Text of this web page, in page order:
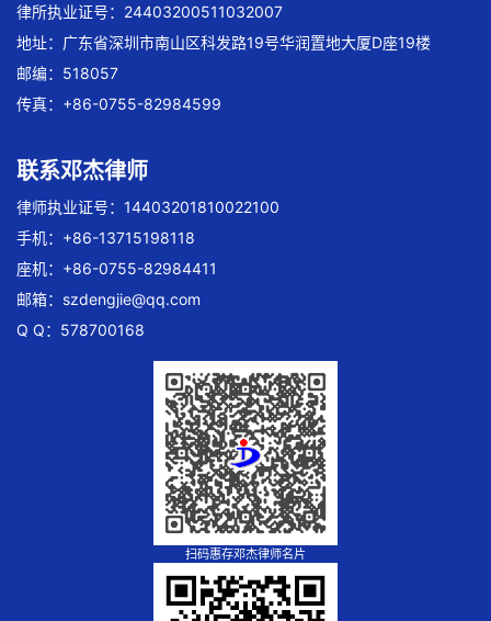
律所执业证号：24403200511032007
地址：广东省深圳市南山区科发路19号华润置地大厦D座19楼
邮编：518057
传真：+86-0755-82984599
联系邓杰律师
律师执业证号：14403201810022100
手机：+86-13715198118
座机：+86-0755-82984411
邮箱： szdengjie@qq.com
Q Q：578700168
扫码惠存邓杰律师名片